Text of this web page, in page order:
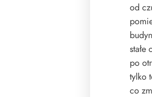
od
po
tylko
co